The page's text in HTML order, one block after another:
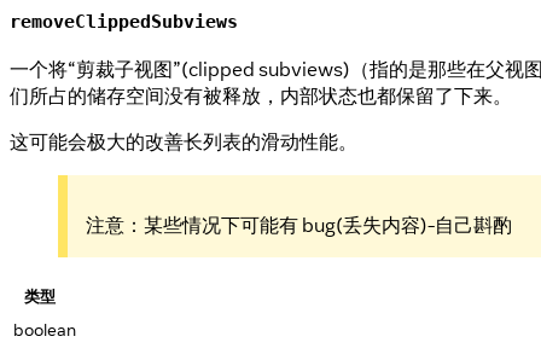
removeClippedSubviews
一个将“剪裁子视图”(clipped subviews)（指的是那些在父视
们所占的储存空间没有被释放，内部状态也都保留了下来。
这可能会极大的改善长列表的滑动性能。
注意：某些情况下可能有 bug(丢失内容)-自己斟酌
类型
boolean